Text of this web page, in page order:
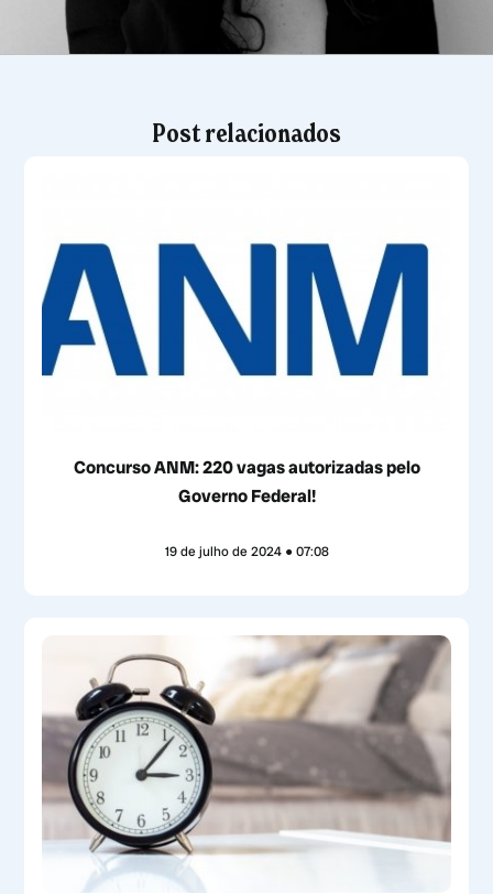
Post relacionados
Concurso ANM: 220 vagas autorizadas pelo
Governo Federal!
19 de julho de 2024 07:08